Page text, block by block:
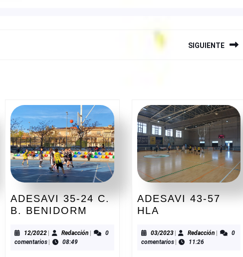
SIGUIENTE
ADESAVI 35-24 C.
B. BENIDORM
24
12/202212/2022Redacción Redacción
0
comentarios
08:49
ADESAVI 43-57
HLA
57
HLA
03/202303/2023Redacción Redacción
0
comentarios
11:26